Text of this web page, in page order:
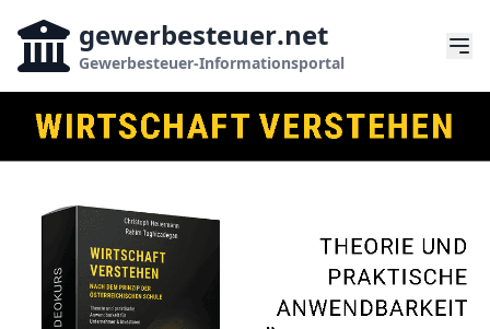
gewerbesteuer.net
Gewerbesteuer-Informationsportal